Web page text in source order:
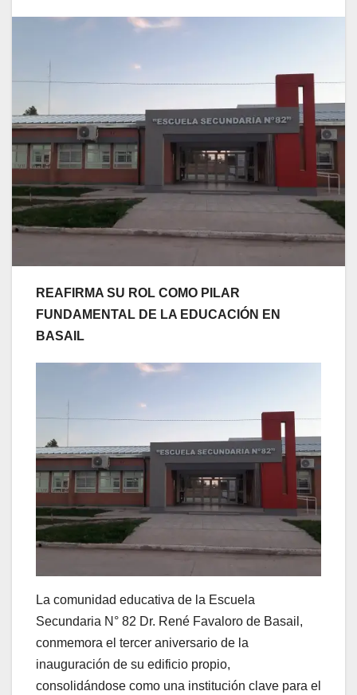
REAFIRMA SU ROL COMO PILAR
FUNDAMENTAL DE LA EDUCACIÓN EN
BASAIL
La comunidad educativa de la Escuela
Secundaria N° 82 Dr. René Favaloro de Basail,
conmemora el tercer aniversario de la
inauguración de su edificio propio,
consolidándose como una institución clave para el